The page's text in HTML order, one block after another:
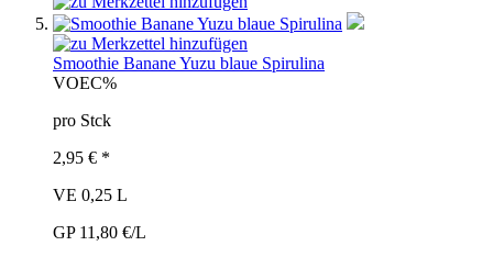
Smoothie Banane Yuzu blaue Spirulina
VOEC%
pro Stck
2,95 € *
VE 0,25 L
GP 11,80 €/L